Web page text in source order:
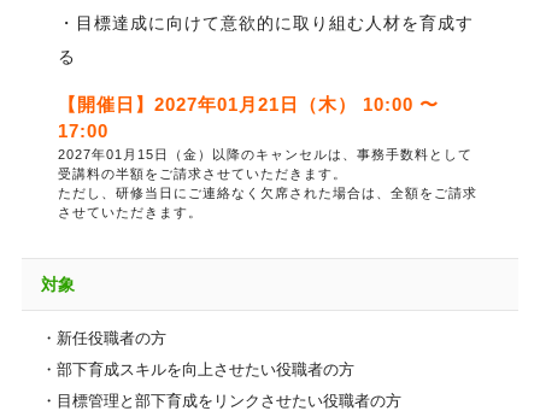
・目標達成に向けて意欲的に取り組む人材を育成す
る
【開催日】2027年01月21日（木） 10:00 〜
17:00
2027年01月15日（金）以降のキャンセルは、事務手数料として
受講料の半額をご請求させていただきます。
ただし、研修当日にご連絡なく欠席された場合は、全額をご請求
させていただきます。
対象
・新任役職者の方
・部下育成スキルを向上させたい役職者の方
・目標管理と部下育成をリンクさせたい役職者の方